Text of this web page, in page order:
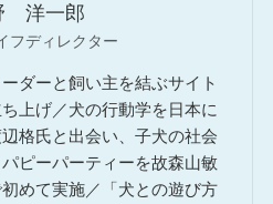
洋一郎
フディレクター
ダーと飼い主を結ぶサイト
上げ／犬の行動学を日本に
格氏と出会い、子犬の社会
ピーパーティーを故森山敏
めて実施／「犬との遊び方